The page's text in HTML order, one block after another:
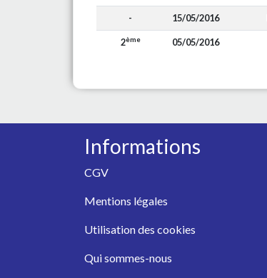
- 15/05/2016
2ème 05/05/2016
Informations
CGV
Mentions légales
Utilisation des cookies
Qui sommes-nous